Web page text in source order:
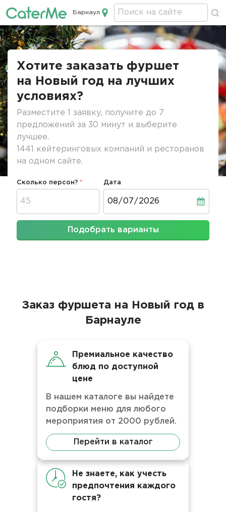
Кейтеринг в Барнауле
Барнаул
Строка
Хотите заказать фуршет
на Новый год на лучших
условиях?
Разместите 1 заявку, получите до 7
предложений за 30 минут и выберите
лучшее.
1441 кейтеринговых компаний и ресторанов
на одном сайте.
Сколько персон? Дата
Подобрать варианты
Заказ фуршета на Новый год в
Барнауле
Премиальное качество
блюд по доступной
цене
В нашем каталоге вы найдете
подборки меню для любого
мероприятия от 2000 рублей.
Перейти в каталог
Не знаете, как учесть
предпочтения каждого
гостя?